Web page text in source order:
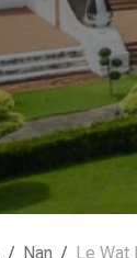
Nan Le Wat